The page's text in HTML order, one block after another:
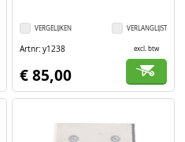
VERLANGLIJST
VERGELIJKEN
Artnr y1238 excl. btw
€ 85,00